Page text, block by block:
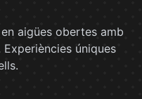
aigües obertes amb
úniques